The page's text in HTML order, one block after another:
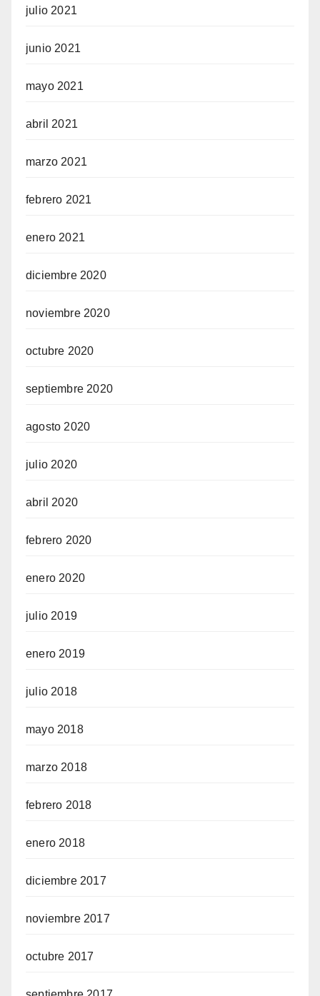
julio 2021
junio 2021
mayo 2021
abril 2021
marzo 2021
febrero 2021
enero 2021
diciembre 2020
noviembre 2020
octubre 2020
septiembre 2020
agosto 2020
julio 2020
abril 2020
febrero 2020
enero 2020
julio 2019
enero 2019
julio 2018
mayo 2018
marzo 2018
febrero 2018
enero 2018
diciembre 2017
noviembre 2017
octubre 2017